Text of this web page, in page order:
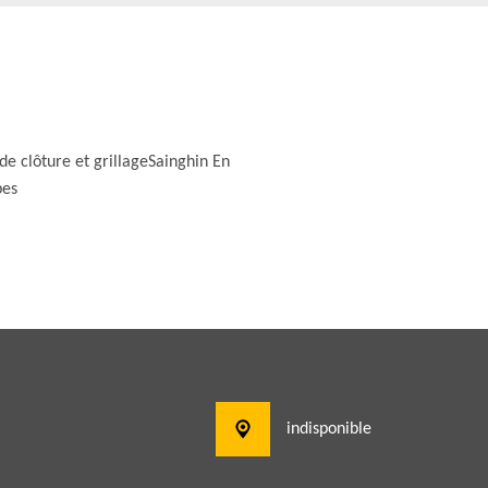
de clôture et grillageSainghin En
indisponible